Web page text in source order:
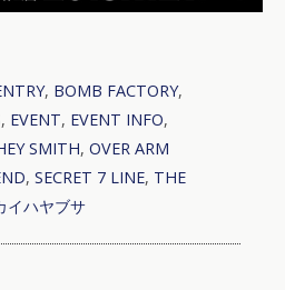
, BOMB FACTORY,
, EVENT, EVENT INFO,
SMITH, OVER ARM
, SECRET 7 LINE, THE
イハヤブサ